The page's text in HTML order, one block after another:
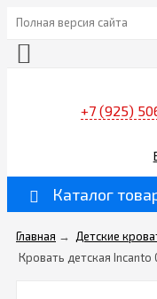
Полная версия сайта
+7 (925)
Каталог
Главная → Детские
Кровать детская Incanto